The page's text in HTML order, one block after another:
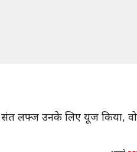
संत लफ्ज उनके लिए यूज किया,